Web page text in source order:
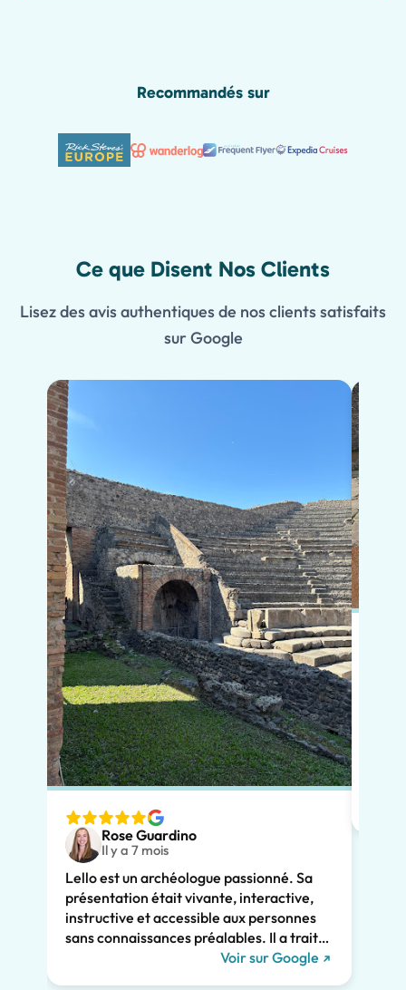
Recommandés sur
Ce que Disent Nos Clients
Lisez des avis authentiques de nos clients satisfaits
sur Google
Rose Guardino
Il y a 7 mois
Lello est un archéologue passionné. Sa
présentation était vivante, interactive,
instructive et accessible aux personnes
sans connaissances préalables. Il a traité
de l'histoire de Pompéi et l'a liée à la vie
Voir sur Google